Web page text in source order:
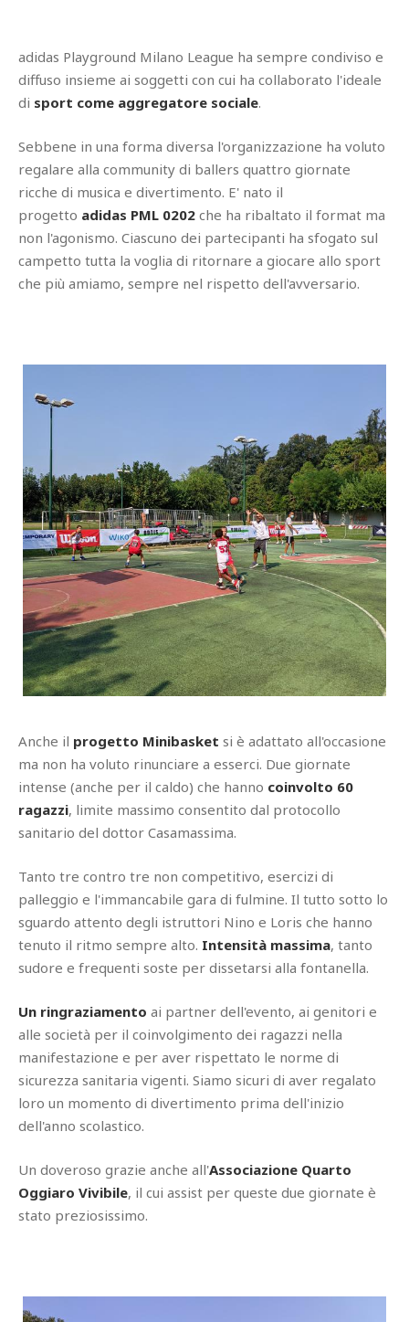
adidas Playground Milano League ha sempre condiviso e
diffuso insieme ai soggetti con cui ha collaborato l'ideale
di sport come aggregatore sociale.
Sebbene in una forma diversa l'organizzazione ha voluto
regalare alla community di ballers quattro giornate
ricche di musica e divertimento. E' nato il
progetto adidas PML 0202 che ha ribaltato il format ma
non l'agonismo. Ciascuno dei partecipanti ha sfogato sul
campetto tutta la voglia di ritornare a giocare allo sport
che più amiamo, sempre nel rispetto dell'avversario.
Anche il progetto Minibasket si è adattato all'occasione
ma non ha voluto rinunciare a esserci. Due giornate
intense (anche per il caldo) che hanno coinvolto 60
ragazzi, limite massimo consentito dal protocollo
sanitario del dottor Casamassima.
Tanto tre contro tre non competitivo, esercizi di
palleggio e l'immancabile gara di fulmine. Il tutto sotto lo
sguardo attento degli istruttori Nino e Loris che hanno
tenuto il ritmo sempre alto. Intensità massima, tanto
sudore e frequenti soste per dissetarsi alla fontanella.
Un ringraziamento ai partner dell'evento, ai genitori e
alle società per il coinvolgimento dei ragazzi nella
manifestazione e per aver rispettato le norme di
sicurezza sanitaria vigenti. Siamo sicuri di aver regalato
loro un momento di divertimento prima dell'inizio
dell'anno scolastico.
Un doveroso grazie anche all'Associazione Quarto
Oggiaro Vivibile, il cui assist per queste due giornate è
stato preziosissimo.